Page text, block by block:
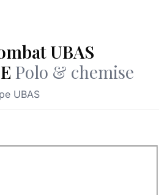
UBAS
Polo & chemise
UBAS